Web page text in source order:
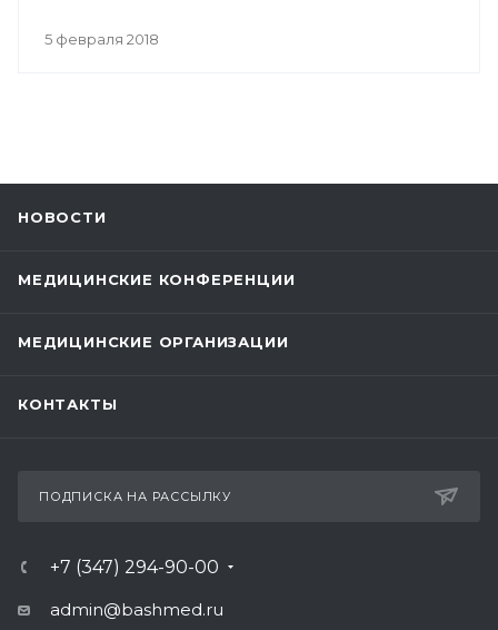
5 февраля 2018
НОВОСТИ
МЕДИЦИНСКИЕ КОНФЕРЕНЦИИ
МЕДИЦИНСКИЕ ОРГАНИЗАЦИИ
КОНТАКТЫ
ПОДПИСКА НА РАССЫЛКУ
+7 (347) 294-90-00
admin@bashmed.ru